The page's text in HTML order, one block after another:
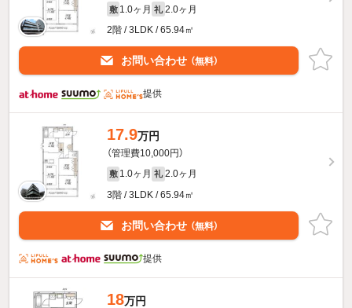
敷 1.0ヶ月 礼 2.0ヶ月
2階 / 3LDK / 65.94㎡
お問い合わせ （無料）
提供
17.9万円
（管理費10,000円）
敷 1.0ヶ月 礼 2.0ヶ月
3階 / 3LDK / 65.94㎡
お問い合わせ （無料）
提供
18万円